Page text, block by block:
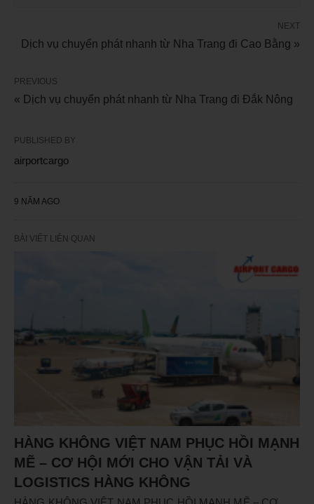
NEXT
Dịch vụ chuyển phát nhanh từ Nha Trang đi Cao Bằng »
PREVIOUS
« Dịch vụ chuyển phát nhanh từ Nha Trang đi Đắk Nông
PUBLISHED BY
airportcargo
9 NĂM AGO
BÀI VIẾT LIÊN QUAN
HÀNG KHÔNG VIỆT NAM PHỤC HỒI MẠNH
MẼ – CƠ HỘI MỚI CHO VẬN TẢI VÀ
LOGISTICS HÀNG KHÔNG